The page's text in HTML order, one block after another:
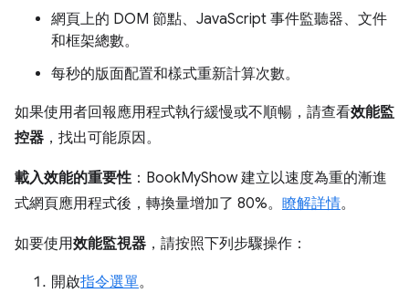
網頁上的 DOM 節點、JavaScript 事件監聽器、文件
和框架總數。
每秒的版面配置和樣式重新計算次數。
如果使用者回報應用程式執行緩慢或不順暢，請查看效能監
控器 ，找出可能原因。
載入效能的重要性：BookMyShow 建立以速度為重的漸進
式網頁應用程式後，轉換量增加了 80%。 瞭解詳情。
如要使用效能監視器 ，請按照下列步驟操作：
開啟指令選單。